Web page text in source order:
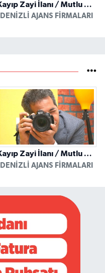
Kayıp Zayi İlanı / Mutlu Ajans / Denizli
DENIZLI AJANS FIRMALARI
Kayıp Zayi İlanı / Mutlu Ajans / Denizli
DENIZLI AJANS FIRMALARI